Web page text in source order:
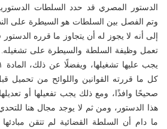
الدستور المصري قد حدد السلطات
وتم الفصل بين السلطات هو السيطرة على
إلى أنه لا يجوز له أن يتجاوز ما قرره
تعمل وظيفة السلطة والسيطرة على تشغيله.
كل ما قررته القوانين واللوائح من تحميل
صحيحًا وافذًا، ومع ذلك يجب تفعيلها أو
هذا الدستور، ومن ثم لا يوجد مجال هنا
ما دام أن السلطة القضائية لم تتقن